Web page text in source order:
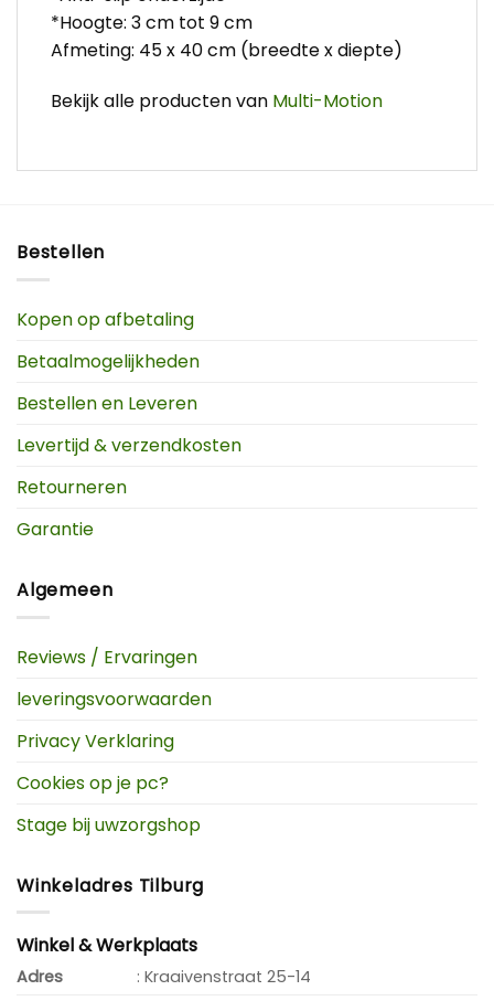
*Hoogte: 3 cm tot 9 cm
Afmeting: 45 x 40 cm (breedte x diepte)
Bekijk alle producten van Multi-Motion
Bestellen
Kopen op afbetaling
Betaalmogelijkheden
Bestellen en Leveren
Levertijd & verzendkosten
Retourneren
Garantie
Algemeen
Reviews / Ervaringen
leveringsvoorwaarden
Privacy Verklaring
Cookies op je pc?
Stage bij uwzorgshop
Winkeladres Tilburg
Winkel & Werkplaats
Adres
: Kraaivenstraat 25-14